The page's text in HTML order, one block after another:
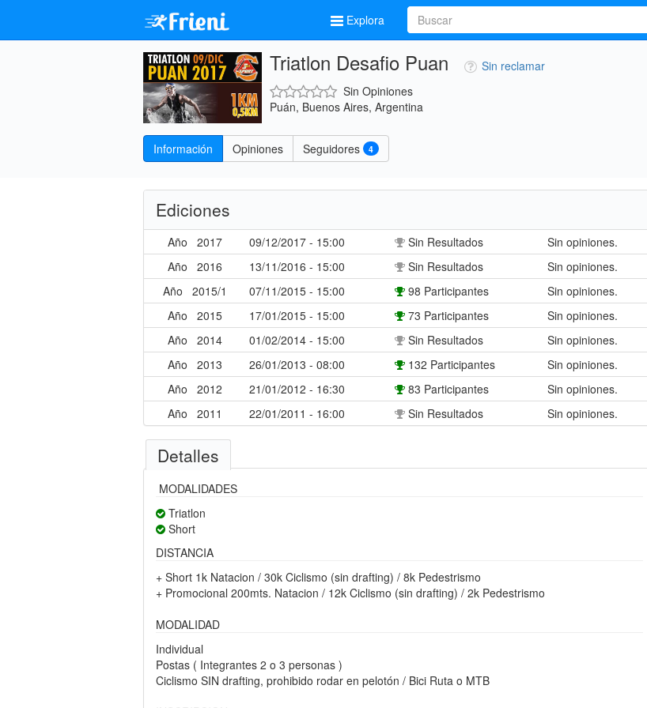
Explora
Triatlon Desafio Puan
Sin reclamar
Sin Opiniones
Puán, Buenos Aires, Argentina
Información Opiniones Seguidores 4
Ediciones
Año 2017 09/12/2017 - 15:00 Sin Resultados
Sin opiniones.
Año
2016 13/11/2016 - 15:00 Sin Resultados
Sin opiniones.
Año
2015/1 07/11/2015 - 15:00 98 Participantes
Sin opiniones.
Año
2015 17/01/2015 - 15:00 73 Participantes
Sin opiniones.
Año
2014 01/02/2014 - 15:00 Sin Resultados
Sin opiniones.
Año
2013 26/01/2013 - 08:00 132 Participantes
Sin opiniones.
Año
2012 21/01/2012 - 16:30 83 Participantes
Sin opiniones.
Año
2011 22/01/2011 - 16:00 Sin Resultados Sin opiniones.
Detalles
MODALIDADES
Triatlon
Short
DISTANCIA
+ Short 1k Natacion / 30k Ciclismo (sin drafting) / 8k Pedestrismo
+ Promocional 200mts. Natacion / 12k Ciclismo (sin drafting) / 2k Pedestrismo
MODALIDAD
Individual
Postas ( Integrantes 2 o 3 personas )
Ciclismo SIN drafting, prohibido rodar en pelotón / Bici Ruta o MTB